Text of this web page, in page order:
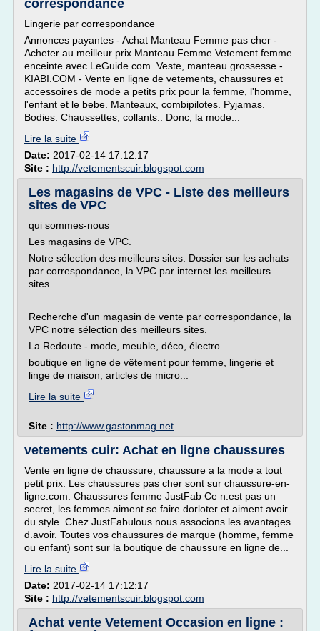
correspondance
Lingerie par correspondance
Annonces payantes - Achat Manteau Femme pas cher -
Acheter au meilleur prix Manteau Femme Vetement femme
enceinte avec LeGuide.com. Veste, manteau grossesse -
KIABI.COM - Vente en ligne de vetements, chaussures et
accessoires de mode a petits prix pour la femme, l'homme,
l'enfant et le bebe. Manteaux, combipilotes. Pyjamas.
Bodies. Chaussettes, collants.. Donc, la mode...
Lire la suite
Date: 2017-02-14 17:12:17
Site : http://vetementscuir.blogspot.com
Les magasins de VPC - Liste des meilleurs
sites de VPC
qui sommes-nous
Les magasins de VPC.
Notre sélection des meilleurs sites. Dossier sur les achats
par correspondance, la VPC par internet les meilleurs
sites.
Recherche d'un magasin de vente par correspondance, la
VPC notre sélection des meilleurs sites.
La Redoute - mode, meuble, déco, électro
boutique en ligne de vêtement pour femme, lingerie et
linge de maison, articles de micro...
Lire la suite
Site : http://www.gastonmag.net
vetements cuir: Achat en ligne chaussures
Vente en ligne de chaussure, chaussure a la mode a tout
petit prix. Les chaussures pas cher sont sur chaussure-en-
ligne.com. Chaussures femme JustFab Ce n.est pas un
secret, les femmes aiment se faire dorloter et aiment avoir
du style. Chez JustFabulous nous associons les avantages
d.avoir. Toutes vos chaussures de marque (homme, femme
ou enfant) sont sur la boutique de chaussure en ligne de...
Lire la suite
Date: 2017-02-14 17:12:17
Site : http://vetementscuir.blogspot.com
Achat vente Vetement Occasion en ligne :